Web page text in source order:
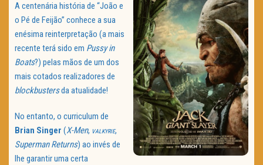
A centenária história de “João e
o Pé de Feijão” conhece a sua
enésima reinterpretação (a mais
recente terá sido em Pussy in
Boats?) pelas mãos de um dos
mais cotados realizadores de
blockbustersda atualidade!
No entanto, o curriculum de
Brian Singer (X-Men, VALKYRIE,
Superman Returns) ao invés de
lhe garantir uma certa